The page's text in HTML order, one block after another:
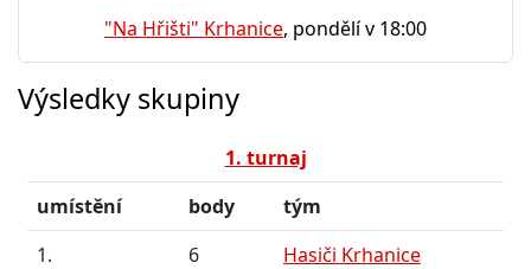
"Na Hřišti" Krhanice, pondělí v 18:00
Výsledky skupiny
1. turnaj
umístění
body
tým
1.
6
Hasiči Krhanice